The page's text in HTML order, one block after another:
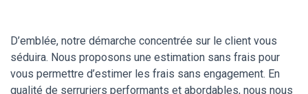
D’emblée, notre démarche concentrée sur le client vous
séduira. Nous proposons une estimation sans frais pour
vous permettre d’estimer les frais sans engagement. En
qualité de serruriers performants et abordables, nous nous